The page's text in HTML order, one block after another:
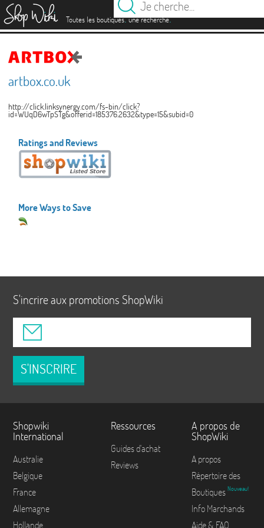
Toutes les boutiques.une recherche.
artbox.co.uk
http://click.linksynergy.com/fs-bin/click?
id=WUqD6wTpSTg&offerid=185376.2632&type=15&subid=0
Ratings and Reviews
More Ways to Save
S'incrire aux promotions ShopWiki
S'INSCRIRE
Shopwiki
International
Australie
Belgique
France
Allemagne
Hollande
Ressources
Guides d'achat
Reviews
A propos de
ShopWiki
A propos
Répertoire des
Boutiques Nouveau!
Info Marchands
Aide & FAQ